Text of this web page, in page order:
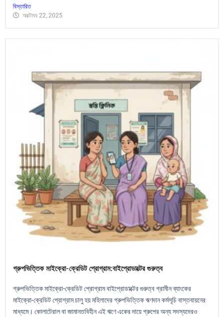
বিস্তারিত
অক্টোবর 22, 2025
গ্রুপভিত্তিক মাইক্রো-ক্রেডিট প্রোগ্রাম:বাইপ্রোডাক্টের গুরুত্ব
গ্রুপভিত্তিক মাইক্রো-ক্রেডিট প্রোগ্রাম বাইপ্রোডাক্টের গুরুত্ব গ্রামীন ব্যাংকের
মাইক্রো-ক্রেডিট প্রোগ্রাম চালু হয় মহিলাদের গ্রুপভিত্তিক ঋণদান কর্মসূচি বাস্তবায়নের
মাধ্যমে। কোলাটেরাল বা জামানতবিহীন এই ঋণে একের দায়ে গ্রুপের অন্য সদস্যদেরও